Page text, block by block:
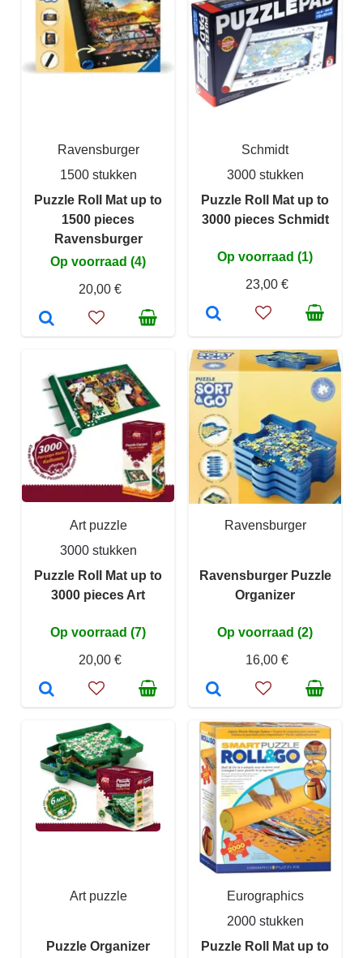
Ravensburger
1500 stukken
Puzzle Roll Mat up to
1500 pieces
Ravensburger
Op voorraad (4)
20,00 €
Schmidt
3000 stukken
Puzzle Roll Mat up to
3000 pieces Schmidt
Op voorraad (1)
23,00 €
Art puzzle
3000 stukken
Puzzle Roll Mat up to
3000 pieces Art
Op voorraad (7)
20,00 €
Ravensburger
Ravensburger Puzzle
Organizer
Op voorraad (2)
16,00 €
Art puzzle
Puzzle Organizer
Eurographics
2000 stukken
Puzzle Roll Mat up to